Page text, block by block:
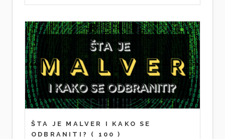
ŠTA JE MALVER I KAKO SE
ODBRANITI?
( 100 )